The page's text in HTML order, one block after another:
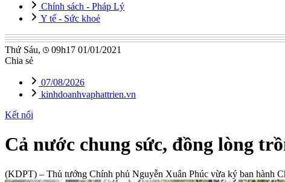
Chính sách - Pháp Lý
Y tế - Sức khoẻ
Thứ Sáu,
09h17 01/01/2021
Chia sẻ
07/08/2026
kinhdoanhvaphattrien.vn
Kết nối
Cả nước chung sức, đồng lòng
(KDPT) – Thủ tướng Chính phủ Nguyễn Xuân Phúc vừa ký ban hành